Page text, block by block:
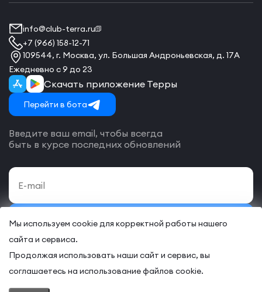
info@club-terra.ru
+7 (966) 158-12-71
109544, г. Москва, ул. Большая Андроньевская, д. 17А
Ежедневно с 9 до 23
Скачать приложение Терры
Перейти в бота
Введите ваш email, чтобы всегда
быть в курсе последних обновлений
Даю своё согласие на обработку
сдоговором-оферты на оказание онлайн и/или офлайн услуг.
Мы используем cookie для корректной работы нашего
сайта и сервиса.
Продолжая использовать наши сайт и сервис, вы
соглашаетесь на использование файлов cookie.